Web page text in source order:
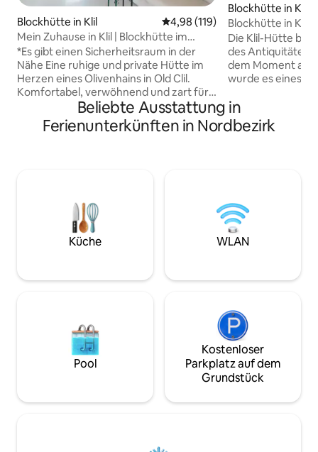
Blockhütte in Klil Durchschnittliche Bewertung:
4,98 (119)
Mein Zuhause in Klil | Blockhütte im
Olivenhain, riesiger privater Innenhof
*Es gibt einen Sicherheitsraum in der
Nähe Eine ruhige und private Hütte im
Herzen eines Olivenhains in Old Clil.
Komfortabel, verwöhnend und zart für
die Sinne. Rundherum erstreckt sich ein
großes, wildes Gebiet, das du allein
nutzen kannst, mit Sitzbereichen, die du
die einen romantischen und ruhigen
Urlaub suchen, und für Einzelpersonen,
die Einsamkeit suchen oder aus der
Ferne arbeiten (es gibt WLAN). Und
natürliche Umgebung des besonderen
gesamte Hütte ist zugänglich. Wir
unterstützen dich gerne während
deines Aufenthaltes, vermitteln dir
Aktivitäten und Restaurants und helfen
Blockhütte in Klil
Blockhütte in Klil
Die Klil-Hütte
des
dem Moment an,
wurde es eines
von Reisenden
Paare oder kleine
ländliches
vom Yehiam-
von Nahal Kziv
Nordens entfernt. Der Bio-Garten
das Café der
Massagen in der
Attraktionen in
wir speziell für
Verlieben Sie sich
Beliebte Ausstattung in
Ferienunterkünften in Nordbezirk
Küche WLAN
Pool
Kostenloser
Parkplatz auf dem
Grundstück